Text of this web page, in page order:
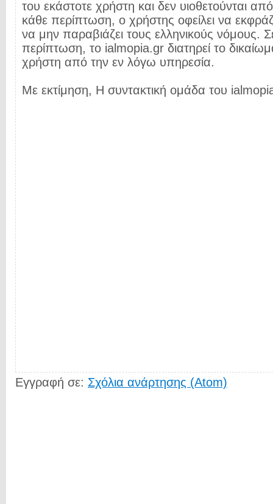
του εκάστοτε χρήστη και δεν υιοθετούνται
κάθε περίπτωση, ο χρήστης οφείλει να
να μην παραβιάζει τους ελληνικούς νόμους.
περίπτωση, το ialmopia.gr διατηρεί το
χρήστη από την εν λόγω υπηρεσία.
Με εκτίμηση, Η συντακτική ομάδα του
Εγγραφή σε: Σχόλια ανάρτησης (Atom)